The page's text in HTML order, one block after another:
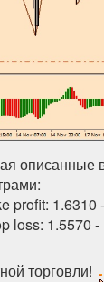
описанные
profit: 1.6310
loss: 1.5570 -
торговли!